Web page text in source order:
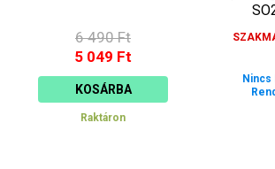
6 490 Ft
5 049 Ft
KOSÁRBA
Raktáron
Nincs